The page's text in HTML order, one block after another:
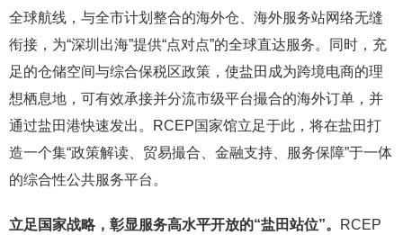
全球航线，与全市计划整合的海外仓、海外服务站网络无缝
衔接，为“深圳出海”提供“点对点”的全球直达服务。同时，充
足的仓储空间与综合保税区政策，使盐田成为跨境电商的理
想栖息地，可有效承接并分流市级平台撮合的海外订单，并
通过盐田港快速发出。RCEP国家馆立足于此，将在盐田打
造一个集“政策解读、贸易撮合、金融支持、服务保障”于一体
的综合性公共服务平台。
立足国家战略，彰显服务高水平开放的“盐田站位”。
RCEP